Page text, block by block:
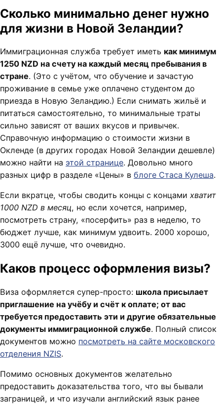
Сколько минимально денег нужно
для жизни в Новой Зеландии?
Иммиграционная служба требует иметь как минимум
1250 NZD на счету на каждый месяц пребывания в
стране. (Это с учётом, что обучение и зачастую
проживание в семье уже оплачено студентом до
приезда в Новую Зеландию.) Если снимать жильё и
питаться самостоятельно, то минимальные траты
сильно зависят от ваших вкусов и привычек.
Справочную информацию о стоимости жизни в
Окленде (в других городах Новой Зеландии дешевле)
можно найти на этой странице. Довольно много
разных цифр в разделе «Цены» в блоге Стаса Кулеша.
Если вкратце, чтобы сводить концы с концами хватит
1000 NZD в месяц, но если хочется, например,
посмотреть страну, «посерфить» раз в неделю, то
бюджет лучше, как минимум удвоить. 2000 хорошо,
3000 ещё лучше, что очевидно.
Каков процесс оформления визы?
Виза оформляется супер-просто: школа присылает
приглашение на учёбу и счёт к оплате; от вас
требуется предоставить эти и другие обязательные
документы иммиграционной службе. Полный список
документов можно посмотреть на сайте московского
отделения NZIS.
Помимо основных документов желательно
предоставить доказательства того, что вы бывали
заграницей, и что изучали английский язык ранее